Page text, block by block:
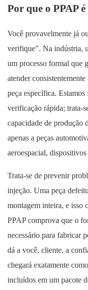
Por que o PPAP
Você provavelmente já
verifique". Na indústria,
um processo formal que
atender
peça específica.
verificação rápida; trata-
capacidade de produção
apenas a peças
aeroespacial,
Trata-se de prevenir
injeção. Uma peça
montagem inteira, e isso
PPAP comprova que o
necessário para fabricar
dá a você, cliente, a
chegará exatamente
incluídos em um pacote